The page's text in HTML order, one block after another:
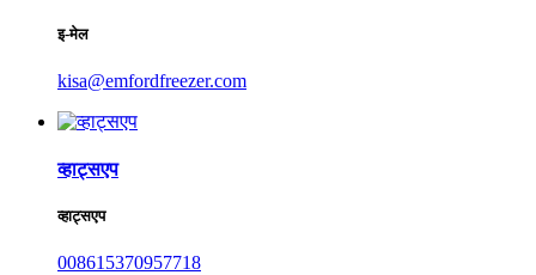
इ-मेल
kisa@emfordfreezer.com
व्हाट्सएप
व्हाट्सएप
008615370957718